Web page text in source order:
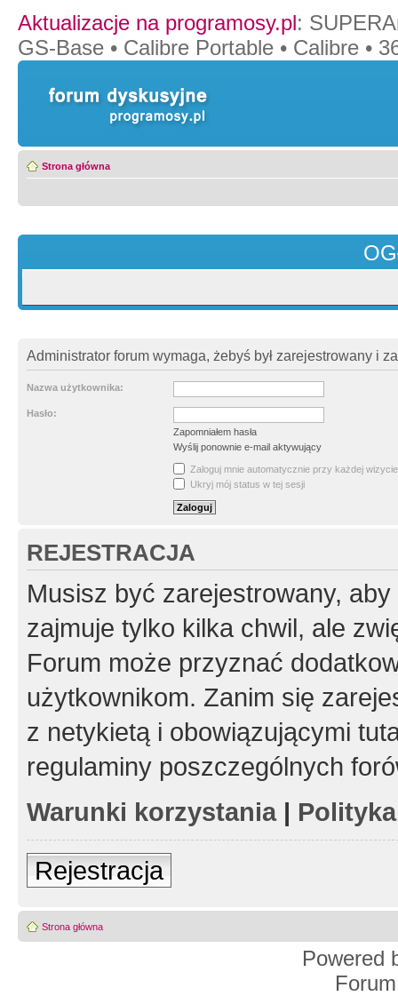
Aktualizacje na programosy.pl:
GS-Base • Calibre Portable • Calibre •
Strona główna
Administrator forum wymaga, żebyś był zarejestrowany i
Nazwa użytkownika:
Hasło:
Zapomniałem hasła
Wyślij ponownie e-mail aktywujący
Zaloguj mnie automatycznie przy każdej wizycie
Ukryj mój status w tej sesji
REJESTRACJA
Musisz być zarejestrowany,
zajmuje tylko kilka chwil, ale
Forum może przyznać
użytkownikom. Zanim się
z netykietą i obowiązującymi
regulaminy poszczególnych
Warunki korzystania|
Rejestracja
Strona główna
Powered